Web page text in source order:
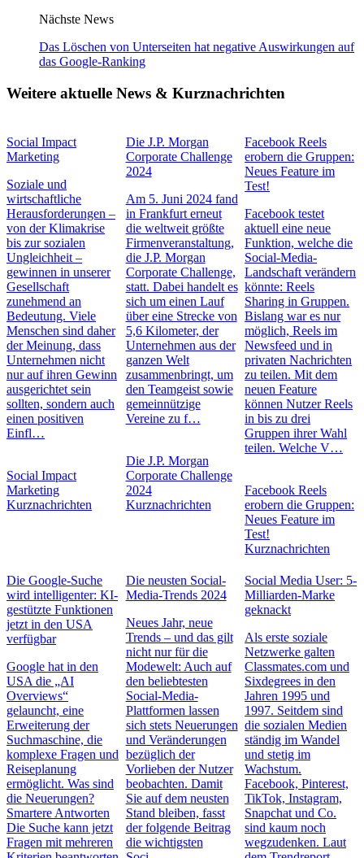
Nächste News
Das Löschen von Unterseiten hat negative Auswirkungen auf
das Google-Ranking
Weitere aktuelle News & Kurznachrichten
Social Impact
Marketing
Soziale und
wirtschaftliche
Herausforderungen –
von der Klimakrise
bis zur sozialen
Ungleichheit –
gewinnen in unserer
Gesellschaft
zunehmend an
Bedeutung. Viele
Menschen sind daher
der Meinung, dass
Unternehmen nicht
nur auf ihren Gewinn
ausgerichtet sein
sollten, sondern auch
einen positiven
Einfl…
Social Impact
Marketing
Kurznachrichten
Die J.P. Morgan
Corporate Challenge
2024
Am 5. Juni 2024 fand
in Frankfurt erneut
die weltweit größte
Firmenveranstaltung,
die J.P. Morgan
Corporate Challenge,
statt. Dabei handelt es
sich um einen Lauf
über eine Strecke von
5,6 Kilometer, der
Unternehmen aus der
ganzen Welt
zusammenbringt, um
den Teamgeist sowie
gemeinnützige
Vereine zu f…
Die J.P. Morgan
Corporate Challenge
2024
Kurznachrichten
Facebook Reels
erobern die Gruppen:
Neues Feature im
Test!
Facebook testet
aktuell eine neue
Funktion, welche die
Social-Media-
Landschaft verändern
könnte: Reels
Sharing in Gruppen.
Bislang war es nur
möglich, Reels im
Newsfeed und in
privaten Nachrichten
zu teilen. Mit dem
neuen Feature
können Nutzer Reels
in bis zu drei
Gruppen ihrer Wahl
teilen. Welche V…
Facebook Reels
erobern die Gruppen:
Neues Feature im
Test!
Kurznachrichten
Die Google-Suche
wird intelligenter: KI-
gestützte Funktionen
jetzt in den USA
verfügbar
Google hat in den
USA die „AI
Overviews“
gelauncht, eine
Erweiterung der
Suchmaschine, die
komplexe Fragen und
Reiseplanung
ermöglicht. Was sind
die Neuerungen?
Smartere Antworten
Die Suche kann jetzt
Fragen mit mehreren
Die neusten Social-
Media-Trends 2024
Neues Jahr, neue
Trends – und das gilt
nicht nur für die
Modewelt: Auch auf
den beliebtesten
Social-Media-
Plattformen lassen
sich stets Neuerungen
und Veränderungen
bezüglich der
Vorlieben der Nutzer
beobachten. Damit
Sie auf dem neusten
Stand bleiben, fasst
der folgende Beitrag
die wichtigsten
Social Media User: 5-
Milliarden-Marke
geknackt
Als erste soziale
Netzwerke galten
Classmates.com und
Sixdegrees in den
Jahren 1995 und
1997. Seitdem sind
die sozialen Medien
ständig im Wandel
und stetig im
Wachstum.
Facebook, Pinterest,
TikTok, Instagram,
Snapchat und Co.
sind kaum noch
wegzudenken. Laut